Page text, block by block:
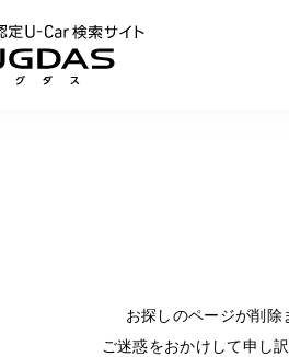
お探しのページが削
ご迷惑をおかけして申し